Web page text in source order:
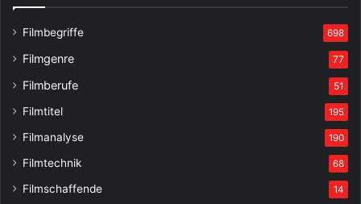
Filmbegriffe 698
Filmgenre 77
Filmberufe 51
Filmtitel 195
Filmanalyse 190
Filmtechnik 68
Filmschaffende 14